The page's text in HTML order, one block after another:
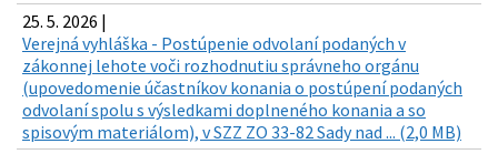
25. 5. 2026 |
Verejná vyhláška - Postúpenie odvolaní podaných v
zákonnej lehote voči rozhodnutiu správneho orgánu
(upovedomenie účastníkov konania o postúpení podaných
odvolaní spolu s výsledkami doplneného konania a so
spisovým materiálom), v SZZ ZO 33-82 Sady nad ... (2,0 MB)